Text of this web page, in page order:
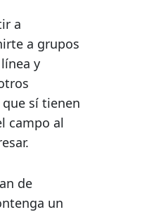
a
a grupos
y
sí tienen
campo al
de
un